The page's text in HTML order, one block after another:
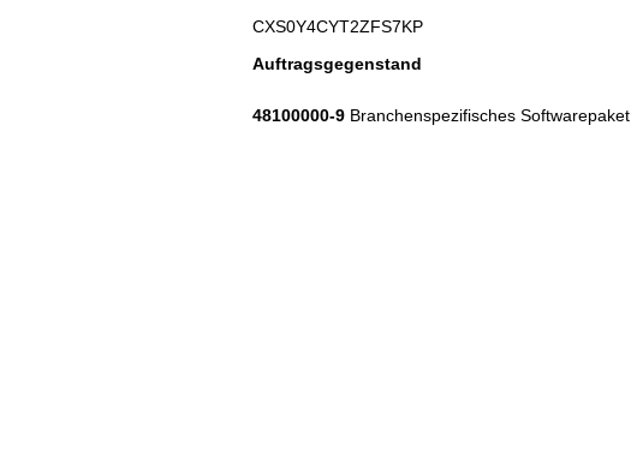
CXS0Y4CYT2ZFS7KP
Auftragsgegenstand
48100000-9 Branchenspezifisches Softwarepaket